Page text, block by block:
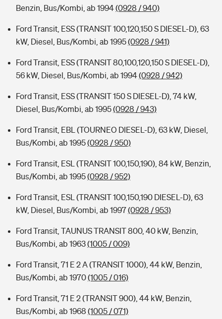
Benzin, Bus/Kombi, ab 1994(0928 / 940)
Ford Transit, ESS (TRANSIT 100,120,150 S DIESEL-D), 63
kW, Diesel, Bus/Kombi, ab 1995(0928 / 941)
Ford Transit, ESS (TRANSIT 80,100,120,150 S DIESEL-D),
56 kW, Diesel, Bus/Kombi, ab 1994(0928 / 942)
Ford Transit, ESS (TRANSIT 150 S DIESEL-D), 74 kW,
Diesel, Bus/Kombi, ab 1995(0928 / 943)
Ford Transit, EBL (TOURNEO DIESEL-D), 63 kW, Diesel,
Bus/Kombi, ab 1995(0928 / 950)
Ford Transit, ESL (TRANSIT 100,150,190), 84 kW, Benzin,
Bus/Kombi, ab 1995(0928 / 952)
Ford Transit, ESL (TRANSIT 100,150,190 DIESEL-D), 63
kW, Diesel, Bus/Kombi, ab 1997(0928 / 953)
Ford Transit, TAUNUS TRANSIT 800, 40 kW, Benzin,
Bus/Kombi, ab 1963(1005 / 009)
Ford Transit, 71 E 2 A (TRANSIT 1000), 44 kW, Benzin,
Bus/Kombi, ab 1970(1005 / 016)
Ford Transit, 71 E 2 (TRANSIT 900), 44 kW, Benzin,
Bus/Kombi, ab 1968 (1005 / 071)